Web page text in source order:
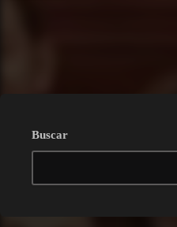
Buscar